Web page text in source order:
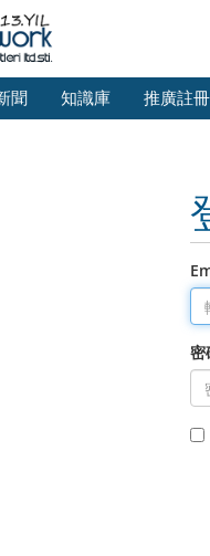
聞 知識庫 推廣註冊
密